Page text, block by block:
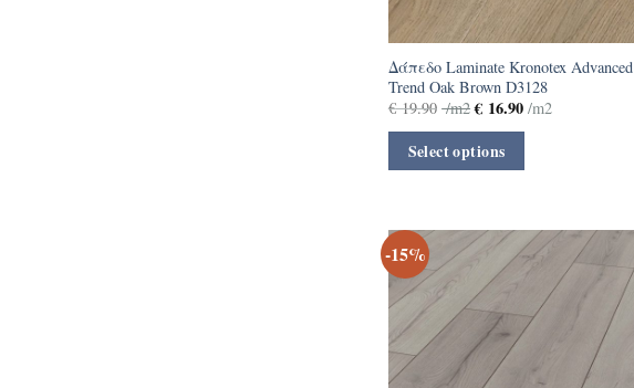
Δάπεδο Laminate Kronotex Advanced
Trend Oak Brown D3128
€19.90 /m2 € 16.90 /m2
Select options
-15%